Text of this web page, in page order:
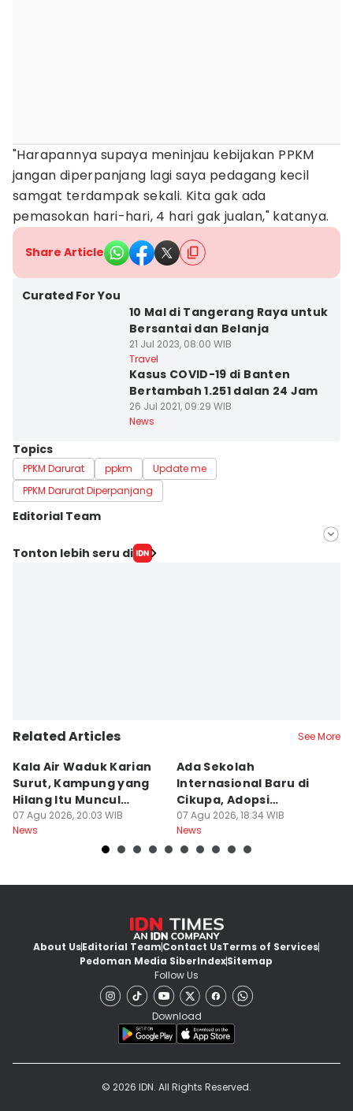
"Harapannya supaya meninjau kebijakan PPKM
jangan diperpanjang lagi saya pedagang kecil
samgat terdampak sekali. Kita gak ada
pemasokan hari-hari, 4 hari gak jualan," katanya.
Share Article
Curated For You
10 Mal di Tangerang Raya untuk
Bersantai dan Belanja
21 Jul 2023, 08:00 WIB
Travel
Kasus COVID-19 di Banten
Bertambah 1.251 dalan 24 Jam
26 Jul 2021, 09:29 WIB
News
Topics
PPKM Darurat ppkm
Update me
PPKM Darurat Diperpanjang
Editorial Team
Editor
Tonton lebih seru di
Related Articles See More
Kala Air Waduk Karian
Surut, Kampung yang
Hilang Itu Muncul
Kembali
07 Agu 2026, 20:03 WIB
News
Ada Sekolah
Internasional Baru di
Cikupa, Adopsi
Kurikulum Singapura
07 Agu 2026, 18:34 WIB
News
About UsEditorial TeamContact UsTerms of Services
Pedoman Media SiberIndexSitemap
Follow Us
Download
© 2026 IDN. All Rights Reserved.